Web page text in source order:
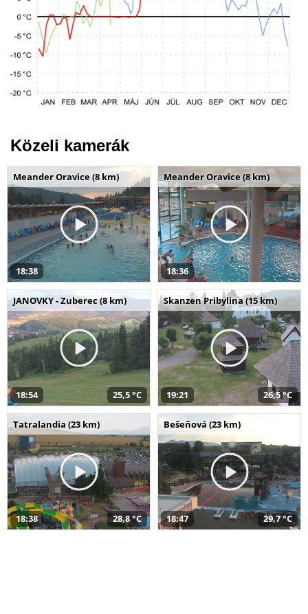
Közeli kamerák
Meander Oravice (8 km)
18:38
Meander Oravice (8 km)
18:36
JANOVKY - Zuberec (8 km)
18:54 25,5 °C
Skanzen Pribylina (15 km)
19:21 26,5 °C
Tatralandia (23 km)
18:38 28,8 °C
Bešeňová (23 km)
18:47 29,7 °C